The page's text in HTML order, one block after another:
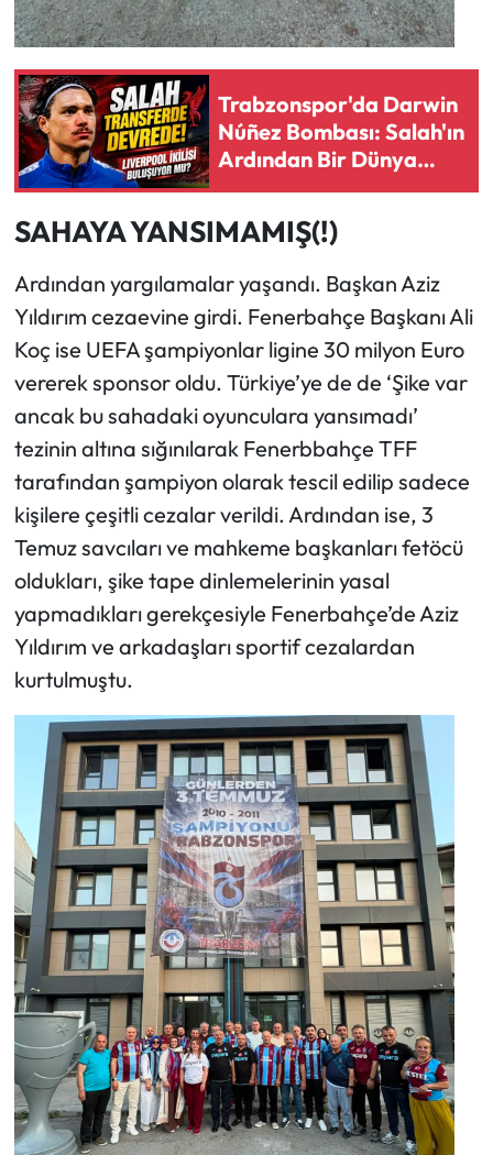
Trabzonspor'da Darwin
Núñez Bombası: Salah'ın
Ardından Bir Dünya
Yıldızı Daha
SAHAYA YANSIMAMIŞ(!)
Ardından yargılamalar yaşandı. Başkan Aziz
Yıldırım cezaevine girdi. Fenerbahçe Başkanı Ali
Koç ise UEFA şampiyonlar ligine 30 milyon Euro
vererek sponsor oldu. Türkiye’ye de de ‘Şike var
ancak bu sahadaki oyunculara yansımadı’
tezinin altına sığınılarak Fenerbbahçe TFF
tarafından şampiyon olarak tescil edilip sadece
kişilere çeşitli cezalar verildi. Ardından ise, 3
Temuz savcıları ve mahkeme başkanları fetöcü
oldukları, şike tape dinlemelerinin yasal
yapmadıkları gerekçesiyle Fenerbahçe’de Aziz
Yıldırım ve arkadaşları sportif cezalardan
kurtulmuştu.